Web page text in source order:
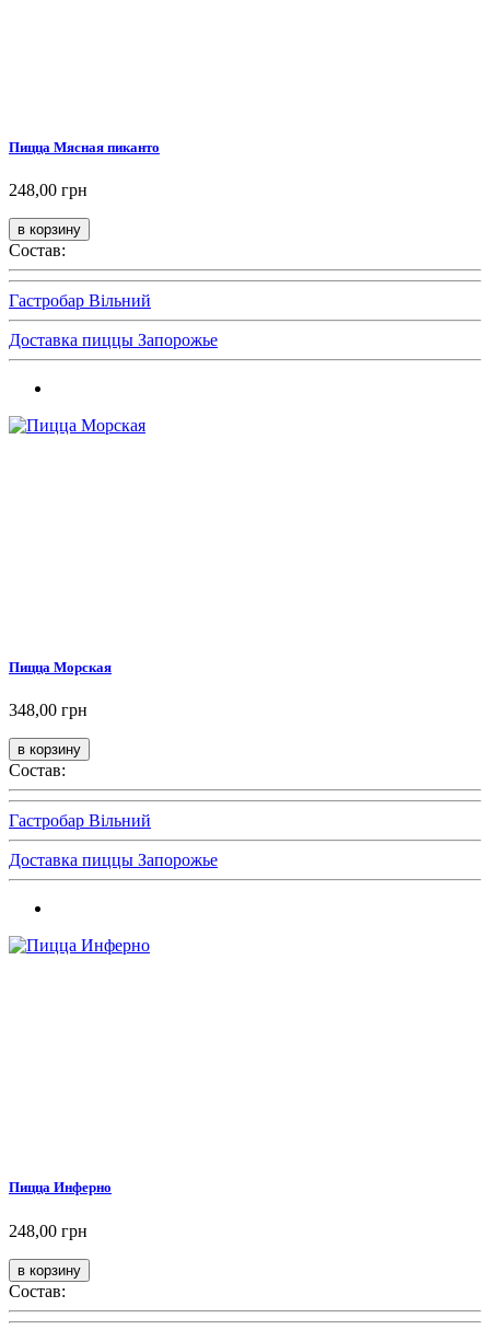
Пицца Мясная пиканто
248,00 грн
Состав:
Гастробар Вільний
Доставка пиццы Запорожье
Пицца Морская
348,00 грн
Состав:
Гастробар Вільний
Доставка пиццы Запорожье
Пицца Инферно
248,00 грн
Состав: